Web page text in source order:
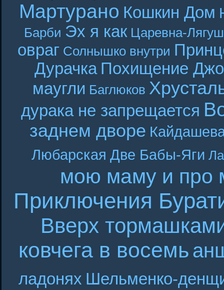
Мартурано Кошкин Дом
Барби Эх я как Царевна-
овраг Солнышко внутри
Дурачка Похищение
маугли Баглюков
дурака не запрещается
заднем дворе
Любарская Две Бабы-Яги
мою маму и про
Приключения
Вверх
ковчега в восемь
ладонях Шельменко-